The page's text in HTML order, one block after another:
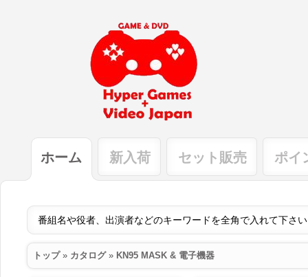
ホーム 新入荷 セット販売 ポイ
トップ» カタログ» KN95 MASK & 電子機器